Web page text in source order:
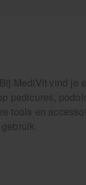
MediVit vind je
pedicures,
tools en